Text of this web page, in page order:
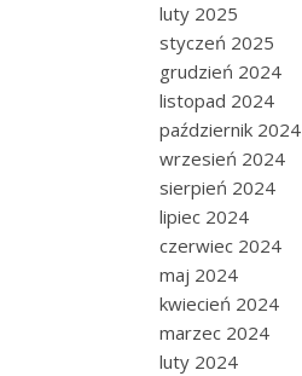
luty 2025
styczeń 2025
grudzień 2024
listopad 2024
październik 2024
wrzesień 2024
sierpień 2024
lipiec 2024
czerwiec 2024
maj 2024
kwiecień 2024
marzec 2024
luty 2024